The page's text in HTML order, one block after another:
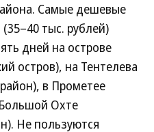
Самые дешевые
тыс. рублей)
дней на острове
остров), на Тентелева
в Прометее
Охте
Не пользуются